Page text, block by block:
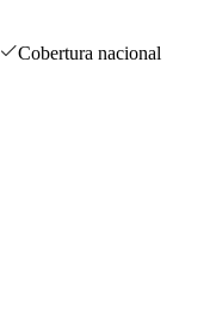
Cobertura nacional